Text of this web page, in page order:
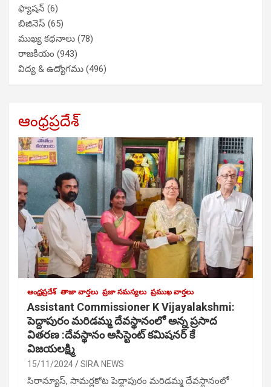
ఫ్యాషన్ (6)
బిజినెస్ (65)
ముఖ్య కథనాలు (78)
రాజకీయం (943)
విద్య & ఉద్యోగము (496)
ఆంధ్రప్రదేశ్
ఆంధ్రప్రదేశ్ తాజా వార్తలు ప్రజా సమస్యలు ప్రముఖ వార్తలు
Assistant Commissioner K Vijayalakshmi:
పెద్దాపురం మరిడమ్మ దేవస్థానంలో అన్న ప్రసాద
వితరణ :దేవస్థానం అసిస్టెంట్ కమిషనర్ కే
విజయలక్ష్మి
15/11/2024 SIRA NEWS
సిరాన్యూస్, సామర్లకోట పెద్దాపురం మరిడమ్మ దేవస్థానంలో